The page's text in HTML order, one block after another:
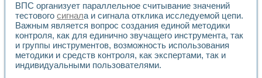
Лабораторный электрический импедансный томограф на
Микрозондовая система для характеризации
Метод траекторий в исследовании
Промышленная автоматизация
Автоматизация технологических процессов получения
Использование систем технического зрения для контроля
ВПС организует параллельное считывание значений
тестового сигнала и сигнала отклика исследуемой цепи.
Важным является вопрос создания единой методики
контроля, как для единично звучащего инструмента, так
и группы инструментов, возможность использования
методики и средств контроля, как экспертами, так и
индивидуальными пользователями.